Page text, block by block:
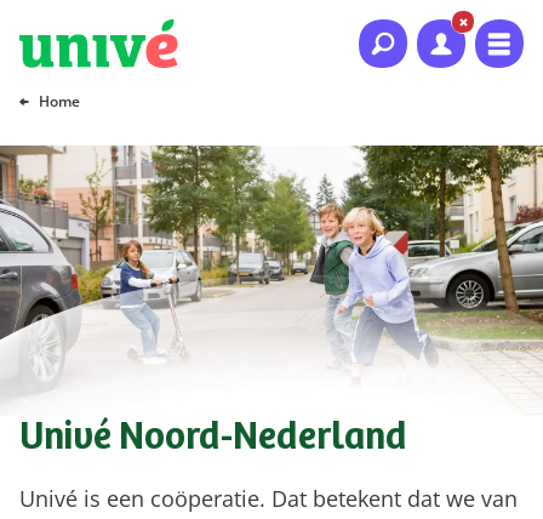
Naar hoofdinhoud
Naar hoofdnavigatie
Naar footer
Home
Univé Noord-Nederland
Univé is een coöperatie. Dat betekent dat we van